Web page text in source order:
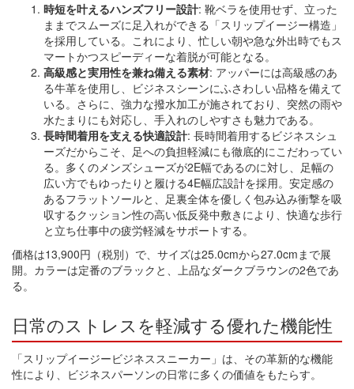
時短を叶えるハンズフリー設計: 靴ベラを使用せず、立った
ままでスムーズに足入れができる「スリップイージー構造」
を採用している。これにより、忙しい朝や急な外出時でもス
マートかつスピーディーな着脱が可能となる。
高級感と実用性を兼ね備える素材: アッパーには高級感のあ
る牛革を使用し、ビジネスシーンにふさわしい品格を備えて
いる。さらに、強力な撥水加工が施されており、突然の雨や
水たまりにも対応し、手入れのしやすさも魅力である。
長時間着用を支える快適設計: 長時間着用するビジネスシュ
ーズだからこそ、足への負担軽減にも徹底的にこだわってい
る。多くのメンズシューズが2E幅であるのに対し、足幅の
広い方でもゆったりと履ける4E幅広設計を採用。安定感の
あるフラットソールと、足裏全体を優しく包み込み衝撃を吸
収するクッション性の高い低反発中敷きにより、快適な歩行
と立ち仕事中の疲労軽減をサポートする。
価格は13,900円（税別）で、サイズは25.0cmから27.0cmまで展
開。カラーは定番のブラックと、上品なダークブラウンの2色であ
る。
日常のストレスを軽減する優れた機能性
「スリップイージービジネススニーカー」は、その革新的な機能
性により、ビジネスパーソンの日常に多くの価値をもたらす。